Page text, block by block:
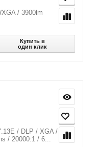
/ 3900lm
Купить в
один клик
/ DLP / XGA /
/ 20000:1 / 6...